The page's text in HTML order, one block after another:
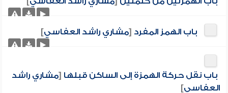
باب الهمز المفرد [مشاري راشد العفاسي]
باب نقل حركة الهمزة إلى الساكن قبلها [مشاري راشد
العفاسي]